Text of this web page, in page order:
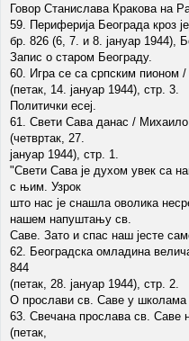
Говор Станислава Кракова на
59. Периферија Београда кроз
бр. 826 (6, 7. и 8. јануар 1944),
Запис о старом Београду.
60. Игра се са српским пионом
(петак, 14. јануар 1944), стр. 3.
Политички есеј.
61. Свети Сава данас /
(четвртак, 27.
јануар 1944), стр. 1.
"Свети Сава је духом увек са
с њим. Узрок
што нас је снашла оволика
нашем напуштању св.
Саве. Зато и спас наш јесте
62. Београдска омладина
844
(петак, 28. јануар 1944), стр. 2.
О прослави св. Саве у школама
63. Свечана прослава св. Саве
(петак,